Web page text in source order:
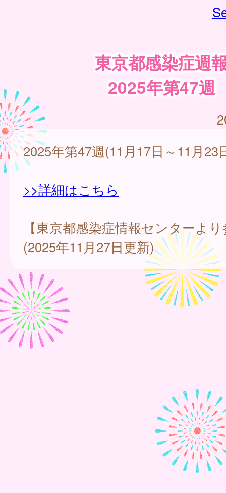
東京都感染症週
2025年第47週
2025年第47週(11月17日～11月23
>>詳細はこちら
【東京都感染症情報センターよ
(2025年11月27日更新)